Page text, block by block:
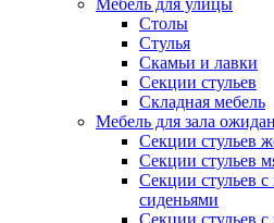
Мебель для улицы
Столы
Стулья
Скамьи и лавки
Секции стульев
Складная мебель
Мебель для зала
Секции стульев
Секции стульев
Секции стульев
сиденьями
Секции стульев